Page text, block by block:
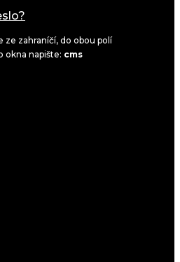
ze zahraníčí, do obou polí
okna napište: cms